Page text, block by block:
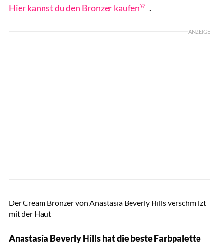
Hier kannst du den Bronzer kaufen .
ANZEIGE
Der Cream Bronzer von Anastasia Beverly Hills verschmilzt
mit der Haut
Anastasia Beverly Hills hat die beste Farbpalette